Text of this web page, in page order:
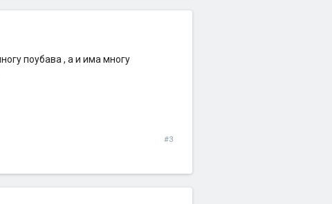
поубава , а и има многу
#3